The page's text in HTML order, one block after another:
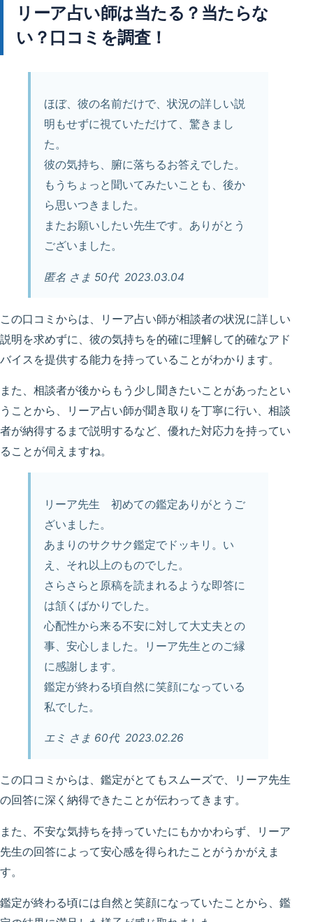
リーア占い師は当たる？当たらな
い？口コミを調査！
ほぼ、彼の名前だけで、状況の詳しい説
明もせずに視ていただけて、驚きまし
た。
彼の気持ち、腑に落ちるお答えでした。
もうちょっと聞いてみたいことも、後か
ら思いつきました。
またお願いしたい先生です。ありがとう
ございました。
匿名 さま 50代 2023.03.04
この口コミからは、リーア占い師が相談者の状況に詳しい
説明を求めずに、彼の気持ちを的確に理解して的確なアド
バイスを提供する能力を持っていることがわかります。
また、相談者が後からもう少し聞きたいことがあったとい
うことから、リーア占い師が聞き取りを丁寧に行い、相談
者が納得するまで説明するなど、優れた対応力を持ってい
ることが伺えますね。
リーア先生 初めての鑑定ありがとうご
ざいました。
あまりのサクサク鑑定でドッキリ。い
え、それ以上のものでした。
さらさらと原稿を読まれるような即答に
は頷くばかりでした。
心配性から来る不安に対して大丈夫との
事、安心しました。リーア先生とのご縁
に感謝します。
鑑定が終わる頃自然に笑顔になっている
私でした。
エミ さま 60代 2023.02.26
この口コミからは、鑑定がとてもスムーズで、リーア先生
の回答に深く納得できたことが伝わってきます。
また、不安な気持ちを持っていたにもかかわらず、リーア
先生の回答によって安心感を得られたことがうかがえま
す。
鑑定が終わる頃には自然と笑顔になっていたことから、鑑